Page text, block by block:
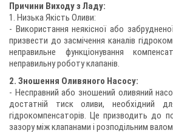
Причини Виходу з Ладу:
1. Низька Якість Оливи:
- Використання неякісної або
призвести до засмічення каналів
неправильне функціонування
неправильну роботу клапанів.
2. Зношення Оливяного Насосу:
- Несправний або зношений оливяний
достатній тиск оливи, необхідний
гідрокомпенсаторів. Це призводить до
зазору між клапанами і розподільним